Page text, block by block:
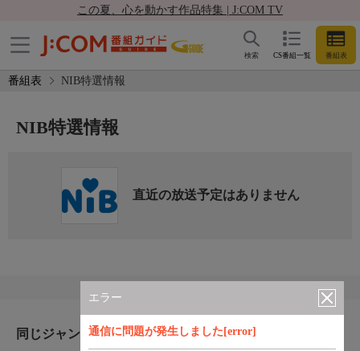
この夏、心を動かす作品特集 | J:COM TV
CS番組一覧 番組表
検索
番組表 NIB特選情報
エラー
通信に問題が発生しました[error]
NIB特選情報
直近の放送予定はありません
同じジャンルのおすすめ番組